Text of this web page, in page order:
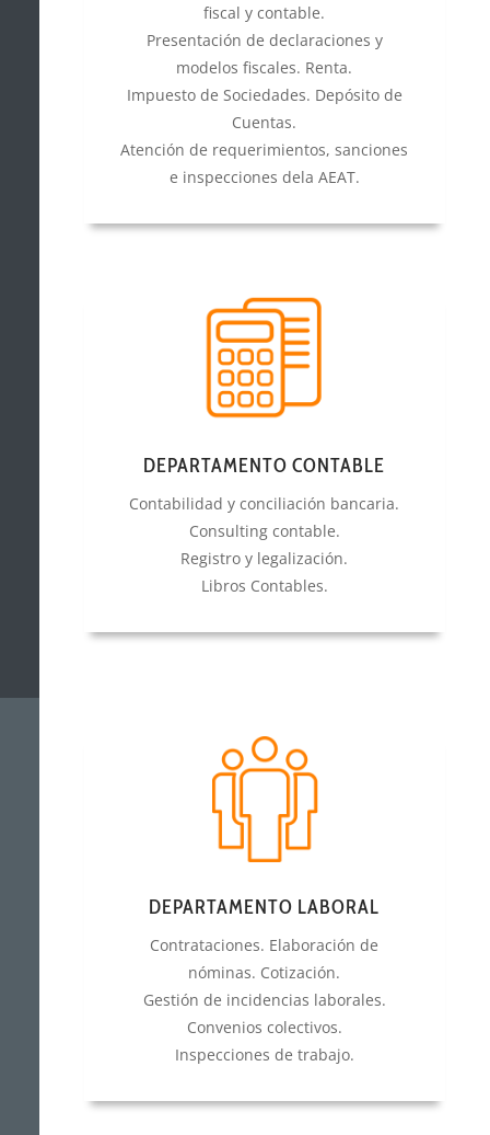
fiscal y contable.
Presentación de declaraciones y
modelos fiscales. Renta.
Impuesto de Sociedades. Depósito de
Cuentas.
Atención de requerimientos, sanciones
e inspecciones dela AEAT.
DEPARTAMENTO CONTABLE
Contabilidad y conciliación bancaria.
Consulting contable.
Registro y legalización.
Libros Contables.
DEPARTAMENTO LABORAL
Contrataciones. Elaboración de
nóminas. Cotización.
Gestión de incidencias laborales.
Convenios colectivos.
Inspecciones de trabajo.